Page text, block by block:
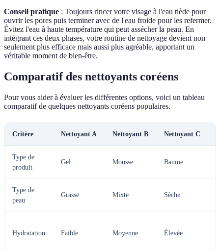
Conseil pratique : Toujours rincer votre visage à l'eau tiède pour
ouvrir les pores puis terminer avec de l'eau froide pour les refermer.
Évitez l'eau à haute température qui peut assécher la peau. En
intégrant ces deux phases, votre routine de nettoyage devient non
seulement plus efficace mais aussi plus agréable, apportant un
véritable moment de bien-être.
Comparatif des nettoyants coréens
Pour vous aider à évaluer les différentes options, voici un tableau
comparatif de quelques nettoyants coréens populaires.
Critère Nettoyant A Nettoyant B Nettoyant C
Type de
produit
Gel Mousse Baume
Type de
peau
Grasse Mixte Sèche
Hydratation Faible Moyenne Élevée